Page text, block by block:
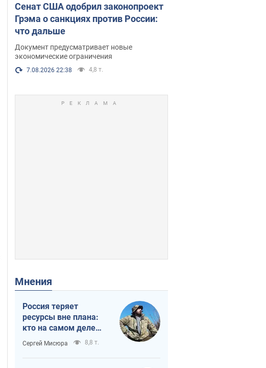
Сенат США одобрил законопроект
Грэма о санкциях против России:
что дальше
Документ предусматривает новые
экономические ограничения
7.08.2026 22:38 4,8 т.
Мнения
Россия теряет
ресурсы вне плана:
кто на самом деле
диктует темп войны
Сергей Мисюра 8,8 т.